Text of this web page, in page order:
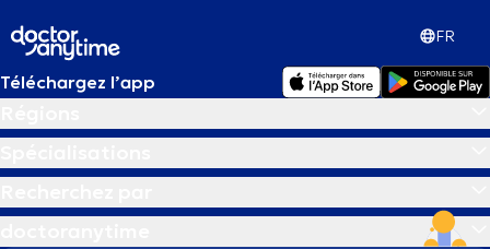
FR
Téléchargez l’app